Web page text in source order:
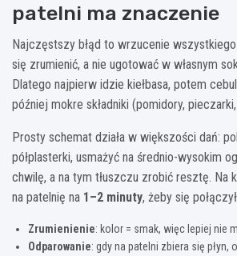
patelni ma znaczenie
Najczęstszy błąd to wrzucenie wszystkiego
się zrumienić, a nie ugotować w własnym
Dlatego najpierw idzie kiełbasa, potem
później mokre składniki (pomidory,
Prosty schemat działa w większości dań:
półplasterki, usmażyć na średnio-wysokim
chwilę, a na tym tłuszczu zrobić resztę. Na
na patelnię na 1–2 minuty, żeby się
Zrumienienie: kolor = smak, więc lepiej nie
Odparowanie: gdy na patelni zbiera się płyn,